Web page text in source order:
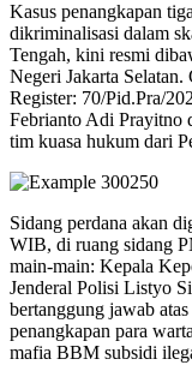
Kasus penangkapan
dikriminalisasi dalam
Tengah, kini resmi
Negeri Jakarta
Register: 70/Pid.Pra/
Febrianto Adi Prayitno
tim kuasa hukum dari
Sidang perdana akan
WIB, di ruang sidang
main-main: Kepala
Jenderal Polisi Listyo
bertanggung jawab
penangkapan para
mafia BBM subsidi